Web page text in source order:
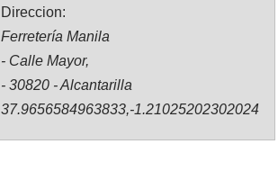
Direccion:
Ferretería Manila
- Calle Mayor,
- 30820 - Alcantarilla
37.9656584963833,-1.21025202302024